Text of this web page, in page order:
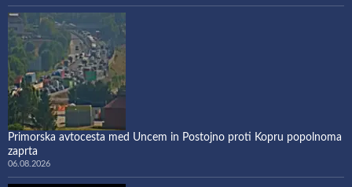
Primorska avtocesta med Uncem in Postojno proti Kopru popolnoma
zaprta
06.08.2026